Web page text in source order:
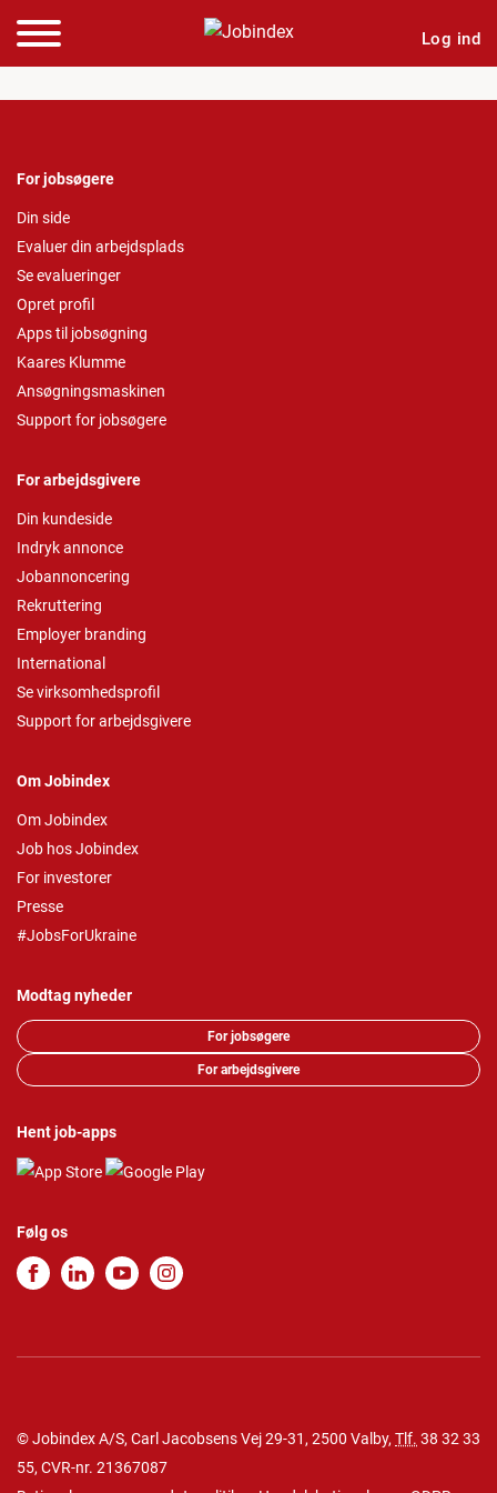
Log ind
For jobsøgere
Din side
Evaluer din arbejdsplads
Se evalueringer
Opret profil
Apps til jobsøgning
Kaares Klumme
Ansøgningsmaskinen
Support for jobsøgere
For arbejdsgivere
Din kundeside
Indryk annonce
Jobannoncering
Rekruttering
Employer branding
International
Se virksomhedsprofil
Support for arbejdsgivere
Om Jobindex
Om Jobindex
Job hos Jobindex
For investorer
Presse
#JobsForUkraine
Modtag nyheder
For jobsøgere
For arbejdsgivere
Hent job-apps
Følg os
© Jobindex A/S, Carl Jacobsens Vej 29-31, 2500 Valby, Tlf. 38 32 33
55, CVR-nr. 21367087